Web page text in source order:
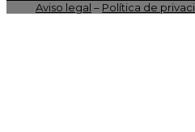
Aviso legal – Política de